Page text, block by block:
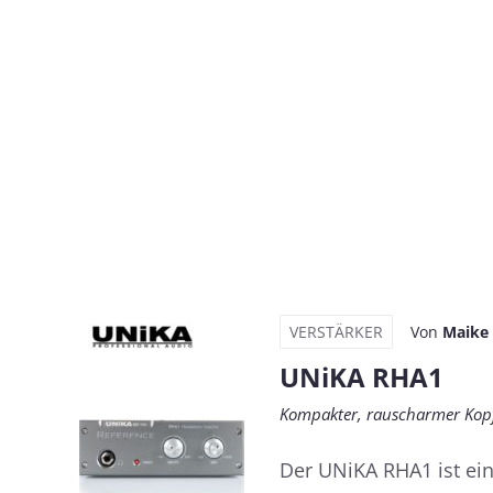
VERSTÄRKER Von Maike
UNiKA RHA1
Kompakter, rauscharmer
Der UNiKA RHA1 ist